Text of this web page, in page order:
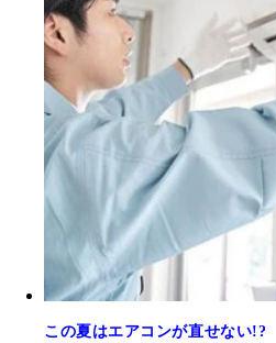
この夏はエアコンが直せない